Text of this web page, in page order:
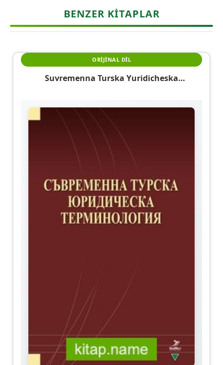
BENZER KITAPLAR
ORIJINAL DIL
Suvremenna Turska Yuridicheska